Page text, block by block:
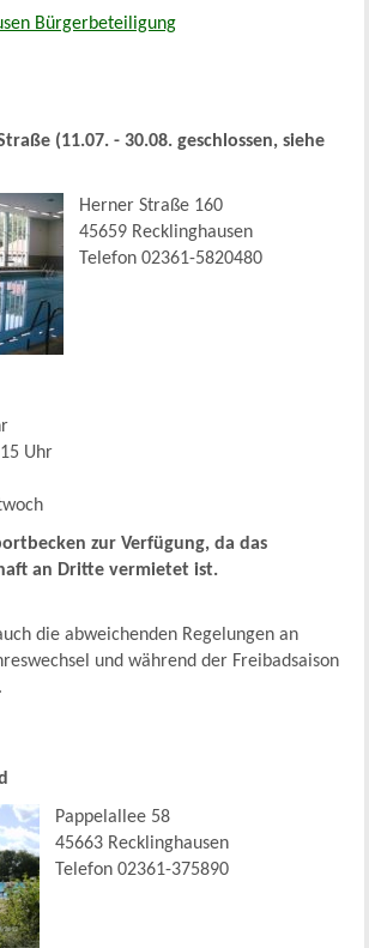
Bürgerbeteiligung
(11.07. - 30.08. geschlossen, siehe
Herner Straße 160
45659 Recklinghausen
Telefon 02361-5820480
Uhr
zur Verfügung, da das
an Dritte vermietet ist.
die abweichenden Regelungen an
und während der Freibadsaison
Pappelallee 58
45663 Recklinghausen
Telefon 02361-375890